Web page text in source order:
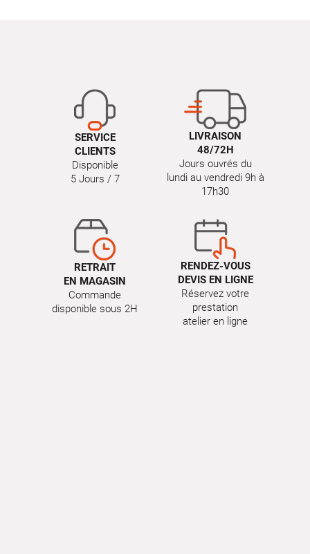
SERVICE
CLIENTS
Disponible
5 Jours / 7
LIVRAISON
48/72H
Jours ouvrés du
lundi au vendredi 9h à
17h30
RETRAIT
EN MAGASIN
Commande
disponible sous 2H
RENDEZ-VOUS
DEVIS EN LIGNE
Réservez votre
prestation
atelier en ligne